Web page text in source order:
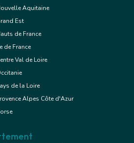
Aquitaine
Est
de France
de France
Val de Loire
de la Loire
Alpes Côte d'Azur